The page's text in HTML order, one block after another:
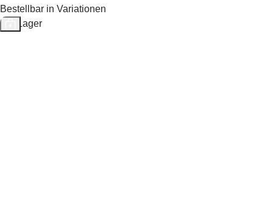
Bestellbar in Variationen
Auf Lager